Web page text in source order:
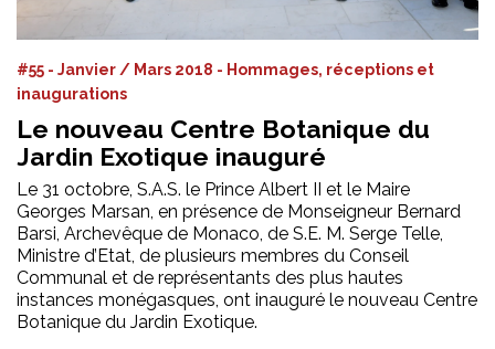
#55 - Janvier / Mars 2018 - Hommages, réceptions et
inaugurations
Le nouveau Centre Botanique du
Jardin Exotique inauguré
Le 31 octobre, S.A.S. le Prince Albert II et le Maire
Georges Marsan, en présence de Monseigneur Bernard
Barsi, Archevêque de Monaco, de S.E. M. Serge Telle,
Ministre d’Etat, de plusieurs membres du Conseil
Communal et de représentants des plus hautes
instances monégasques, ont inauguré le nouveau Centre
Botanique du Jardin Exotique.